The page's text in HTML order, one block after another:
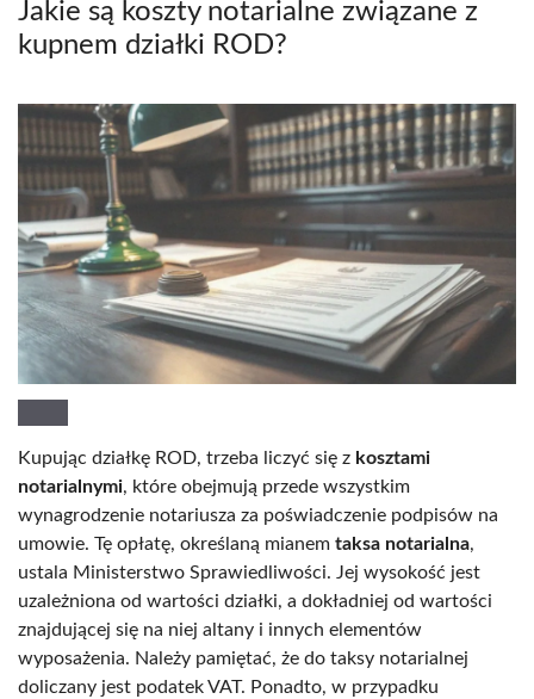
Jakie są koszty notarialne związane z
kupnem działki ROD?
Kupując działkę ROD, trzeba liczyć się z kosztami
notarialnymi, które obejmują przede wszystkim
wynagrodzenie notariusza za poświadczenie podpisów na
umowie. Tę opłatę, określaną mianem taksa notarialna,
ustala Ministerstwo Sprawiedliwości. Jej wysokość jest
uzależniona od wartości działki, a dokładniej od wartości
znajdującej się na niej altany i innych elementów
wyposażenia. Należy pamiętać, że do taksy notarialnej
doliczany jest podatek VAT. Ponadto, w przypadku